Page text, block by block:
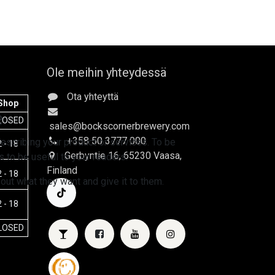
- 18
- 18
- 18
Ole meihin yhteydessä
Ota yhteyttä
sales@bockscornerbrewery.com
+358 50 3777 000
Gerbyntie 16, 65230 Vaasa,
Finland
your product or services. To be
to be useful to your readers.
what they want and give it to them.